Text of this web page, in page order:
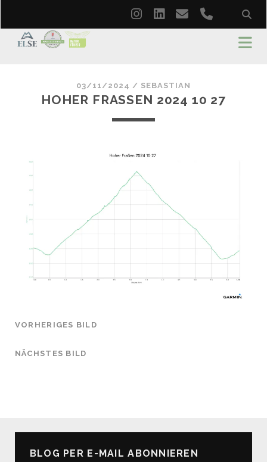
instagram
linkedin
emailphone
03/11/2024 / SEBASTIAN
HOHER FRASSEN 2024 10 27
VORHERIGES BILD
NÄCHSTES BILD
BLOG PER E-MAIL ABONNIEREN